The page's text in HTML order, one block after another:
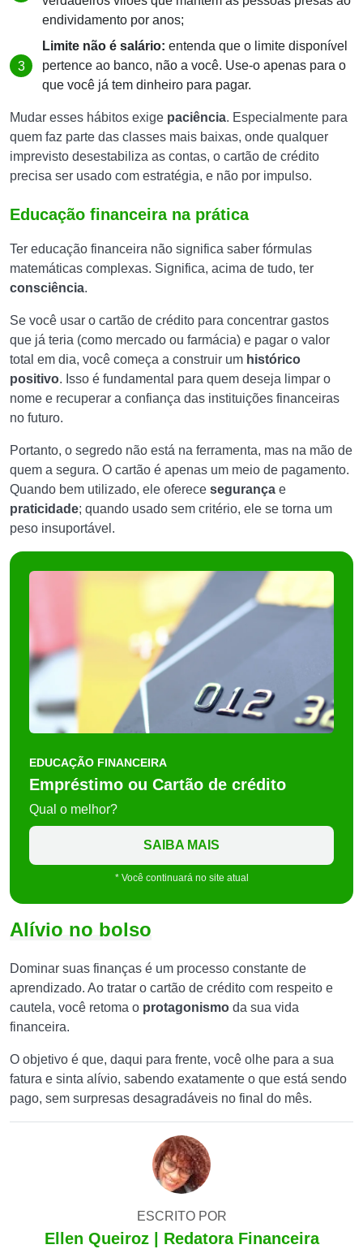
endividamento por anos;
Limite não é salário: entenda que o limite disponível
pertence ao banco, não a você. Use-o apenas para o
que você já tem dinheiro para pagar.
Mudar esses hábitos exige paciência. Especialmente para
quem faz parte das classes mais baixas, onde qualquer
imprevisto desestabiliza as contas, o cartão de crédito
precisa ser usado com estratégia, e não por impulso.
Educação financeira na prática
Ter educação financeira não significa saber fórmulas
matemáticas complexas. Significa, acima de tudo, ter
consciência.
Se você usar o cartão de crédito para concentrar gastos
que já teria (como mercado ou farmácia) e pagar o valor
total em dia, você começa a construir um histórico
positivo. Isso é fundamental para quem deseja limpar o
nome e recuperar a confiança das instituições financeiras
no futuro.
Portanto, o segredo não está na ferramenta, mas na mão de
quem a segura. O cartão é apenas um meio de pagamento.
Quando bem utilizado, ele oferece segurança e
praticidade; quando usado sem critério, ele se torna um
peso insuportável.
EDUCAÇÃO FINANCEIRA
Empréstimo ou Cartão de crédito
Qual o melhor?
SAIBA MAIS
* Você continuará no site atual
Alívio no bolso
Dominar suas finanças é um processo constante de
aprendizado. Ao tratar o cartão de crédito com respeito e
cautela, você retoma o protagonismo da sua vida
financeira.
O objetivo é que, daqui para frente, você olhe para a sua
fatura e sinta alívio, sabendo exatamente o que está sendo
pago, sem surpresas desagradáveis no final do mês.
ESCRITO POR
Ellen Queiroz | Redatora Financeira